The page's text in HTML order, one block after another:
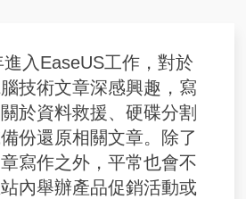
進入EaseUS工作，對於
技術文章深感興趣，寫
於資料救援、硬碟分割
份還原相關文章。除了
寫作之外，平常也會不
內舉辦產品促銷活動或